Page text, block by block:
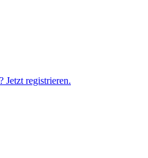
Jetzt registrieren.